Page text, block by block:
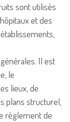
sont utilisés
et des
Il est
le
lieux, de
plans structurel,
règlement de